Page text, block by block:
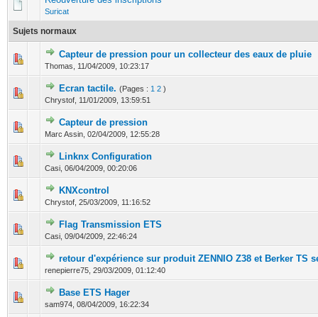
Suricat
Sujets normaux
Capteur de pression pour un collecteur des eaux de pluie
Thomas, 11/04/2009, 10:23:17
0 Votes - 0 sur 5 en moyenne
1 2345
Ecran tactile. (Pages : 1 2 )
Chrystof, 11/01/2009, 13:59:51
0 Votes - 0 sur 5 en moyenne
1 2 3 4
Capteur de pression
Marc Assin, 02/04/2009, 12:55:28
0 Votes - 0 sur 5 en moyenne
1
Linknx Configuration
Casi, 06/04/2009, 00:20:06
0 Votes - 0 sur 5 en moyenne
12
KNXcontrol
Chrystof, 25/03/2009, 11:16:52
0 Votes - 0 sur 5 en moyenne
Flag Transmission ETS
Casi, 09/04/2009, 22:46:24
0 Votes - 0 sur 5 en moyenne
1 23
retour d'expérience sur produit ZENNIO Z38 et Berker TS
renepierre75, 29/03/2009, 01:12:40
0 Votes - 0 sur 5 en moyenne
123 45
Base ETS Hager
sam974, 08/04/2009, 16:22:34
0 Votes - 0 sur 5 en moyenne